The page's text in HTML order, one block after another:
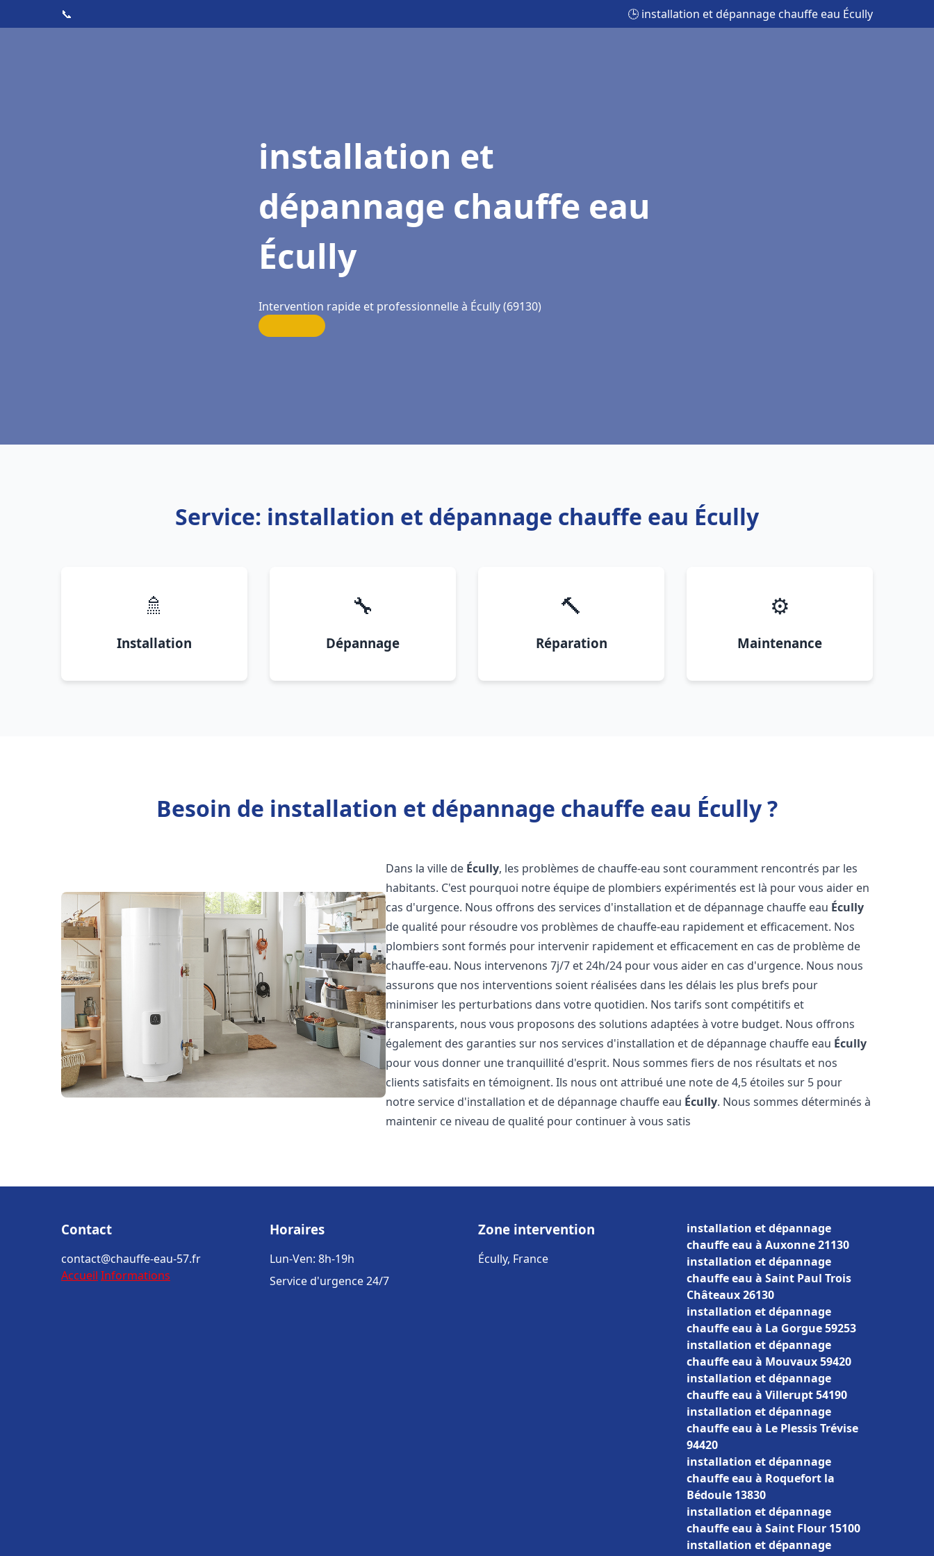
📞 🕒 installation et dépannage chauffe eau Écully
installation et
dépannage chauffe eau
Écully
Intervention rapide et professionnelle à Écully (69130)
Service: installation et dépannage chauffe eau Écully
🚿
Installation
🔧
Dépannage
🔨
Réparation
⚙️
Maintenance
Besoin de installation et dépannage chauffe eau Écully ?
Dans la ville de Écully, les problèmes de chauffe-eau sont couramment rencontrés par les
habitants. C'est pourquoi notre équipe de plombiers expérimentés est là pour vous aider en
cas d'urgence. Nous offrons des services d'installation et de dépannage chauffe eau Écully
de qualité pour résoudre vos problèmes de chauffe-eau rapidement et efficacement. Nos
plombiers sont formés pour intervenir rapidement et efficacement en cas de problème de
chauffe-eau. Nous intervenons 7j/7 et 24h/24 pour vous aider en cas d'urgence. Nous nous
assurons que nos interventions soient réalisées dans les délais les plus brefs pour
minimiser les perturbations dans votre quotidien. Nos tarifs sont compétitifs et
transparents, nous vous proposons des solutions adaptées à votre budget. Nous offrons
également des garanties sur nos services d'installation et de dépannage chauffe eau Écully
pour vous donner une tranquillité d'esprit. Nous sommes fiers de nos résultats et nos
clients satisfaits en témoignent. Ils nous ont attribué une note de 4,5 étoiles sur 5 pour
notre service d'installation et de dépannage chauffe eau Écully. Nous sommes déterminés à
maintenir ce niveau de qualité pour continuer à vous satis
Contact
contact@chauffe-eau-57.fr
Accueil Informations
Horaires
Lun-Ven: 8h-19h
Service d'urgence 24/7
Zone intervention
Écully, France
installation et dépannage
chauffe eau à Auxonne 21130
installation et dépannage
chauffe eau à Saint Paul Trois
Châteaux 26130
installation et dépannage
chauffe eau à La Gorgue 59253
installation et dépannage
chauffe eau à Mouvaux 59420
installation et dépannage
chauffe eau à Villerupt 54190
installation et dépannage
chauffe eau à Le Plessis Trévise
94420
installation et dépannage
chauffe eau à Roquefort la
Bédoule 13830
installation et dépannage
chauffe eau à Saint Flour 15100
installation et dépannage